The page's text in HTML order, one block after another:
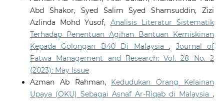
Abd Shakor, Syed Salim Syed Shamsuddin, Zizi
Azlinda Mohd Yusof, Analisis Literatur Sistematik
Terhadap Penentuan Agihan Bantuan Kemiskinan
Kepada Golongan B40 Di Malaysia, Journal of
Fatwa Management and Research: Vol. 28 No. 2
(2023): May Issue
Azman Ab Rahman, Kedudukan Orang Kelainan
Upaya (OKU) Sebagai Asnaf Ar-Riqab di Malaysia,